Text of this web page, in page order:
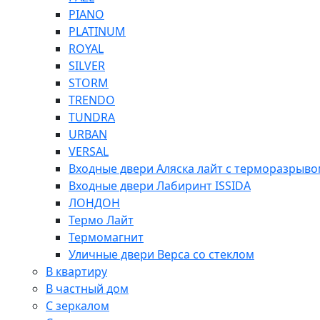
PIANO
PLATINUM
ROYAL
SILVER
STORM
TRENDO
TUNDRA
URBAN
VERSAL
Входные двери Аляска лайт с
Входные двери Лабиринт ISSIDA
ЛОНДОН
Термо Лайт
Термомагнит
Уличные двери Верса со стеклом
В квартиру
В частный дом
С зеркалом